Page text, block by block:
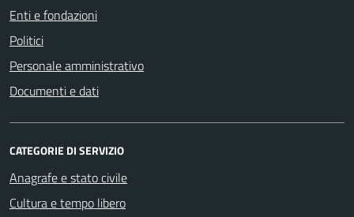
Enti e fondazioni
Politici
Personale amministrativo
Documenti e dati
CATEGORIE DI SERVIZIO
Anagrafe e stato civile
Cultura e tempo libero